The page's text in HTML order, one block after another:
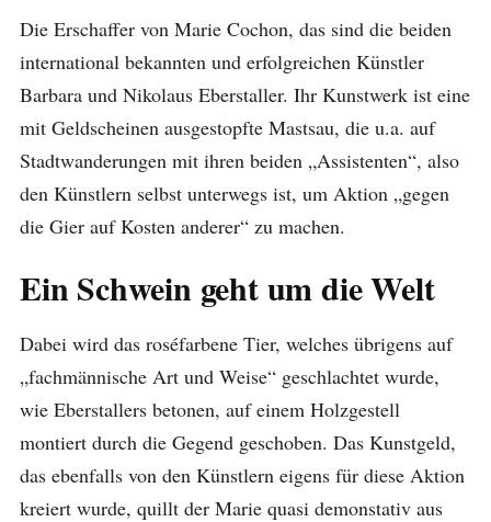
Die Erschaffer von Marie Cochon, das sind die beiden
international bekannten und erfolgreichen Künstler
Barbara und Nikolaus Eberstaller. Ihr Kunstwerk ist eine
mit Geldscheinen ausgestopfte Mastsau, die u.a. auf
Stadtwanderungen mit ihren beiden „Assistenten“, also
den Künstlern selbst unterwegs ist, um Aktion „gegen
die Gier auf Kosten anderer“ zu machen.
Ein Schwein geht um die Welt
Dabei wird das roséfarbene Tier, welches übrigens auf
„fachmännische Art und Weise“ geschlachtet wurde,
wie Eberstallers betonen, auf einem Holzgestell
montiert durch die Gegend geschoben. Das Kunstgeld,
das ebenfalls von den Künstlern eigens für diese Aktion
kreiert wurde, quillt der Marie quasi demonstativ aus